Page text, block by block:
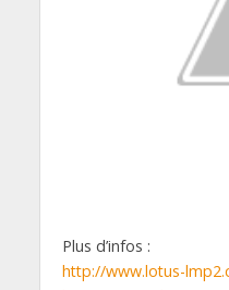
Plus d’infos :
http://www.lotus-